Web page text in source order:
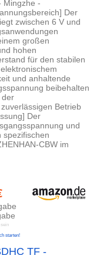
Mingzhe -
Der
zwischen 6 V und
großen
hohen
für den stabilen
und anhaltende
beibehalten
der
Betrieb
Der
und
spezifischen
CBW im
sein
starten!
TF -